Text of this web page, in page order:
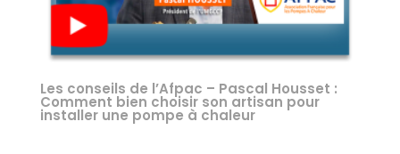
Les conseils de l’Afpac – Pascal Housset :
Comment bien choisir son artisan pour
installer une pompe à chaleur